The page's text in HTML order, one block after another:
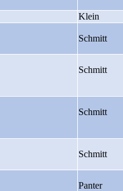
Klein
Schmitt
Schmitt
Schmitt
Schmitt
Panter